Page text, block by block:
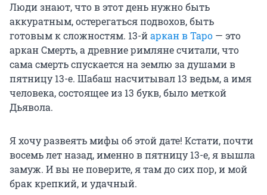
Люди знают, что в этот день нужно быть
аккуратным, остерегаться подвохов, быть
готовым к сложностям. 13-йаркан в Таро — это
аркан Смерть, а древние римляне считали, что
сама смерть спускается на землю за душами в
пятницу 13-е. Шабаш насчитывал 13 ведьм, а имя
человека, состоящее из 13 букв, было меткой
Дьявола.
Я хочу развеять мифы об этой дате! Кстати, почти
восемь лет назад, именно в пятницу 13-е, я вышла
замуж. И вы не поверите, я там до сих пор, и мой
брак крепкий, и удачный.